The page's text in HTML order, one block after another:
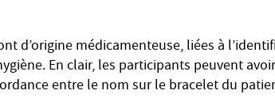
d’origine médicamenteuse, liées à
En clair, les participants peuvent
entre le nom sur le bracelet du